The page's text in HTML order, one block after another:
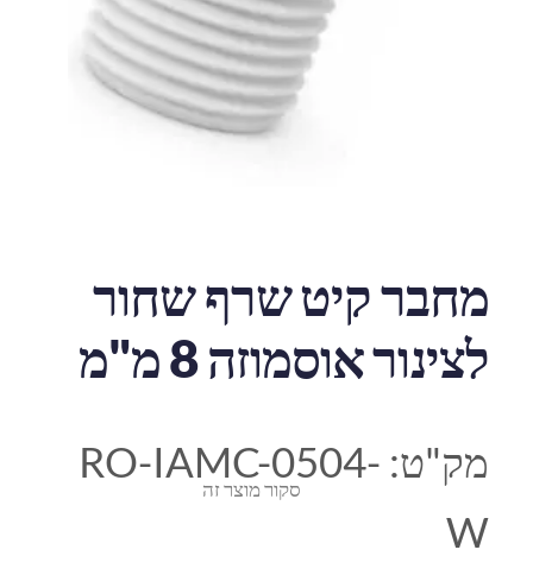
מחבר קיט שרף שחור
לצינור אוסמוזה 8 מ"מ
סקור מוצר זה
מק"ט: RO-IAMC-0504-
W